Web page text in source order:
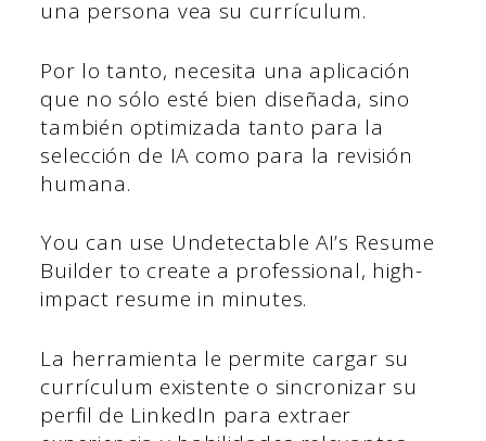
una persona vea su currículum.
Por lo tanto, necesita una aplicación
que no sólo esté bien diseñada, sino
también optimizada tanto para la
selección de IA como para la revisión
humana.
You can use Undetectable AI’s Resume
Builder to create a professional, high-
impact resume in minutes.
La herramienta le permite cargar su
currículum existente o sincronizar su
perfil de LinkedIn para extraer